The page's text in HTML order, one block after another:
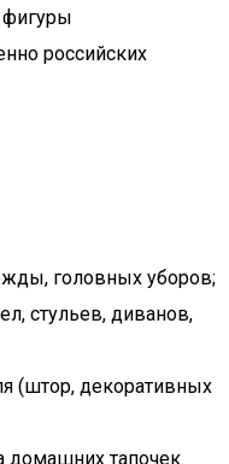
фигуры
российских
головных уборов;
стульев, диванов,
(штор, декоративных
домашних тапочек.